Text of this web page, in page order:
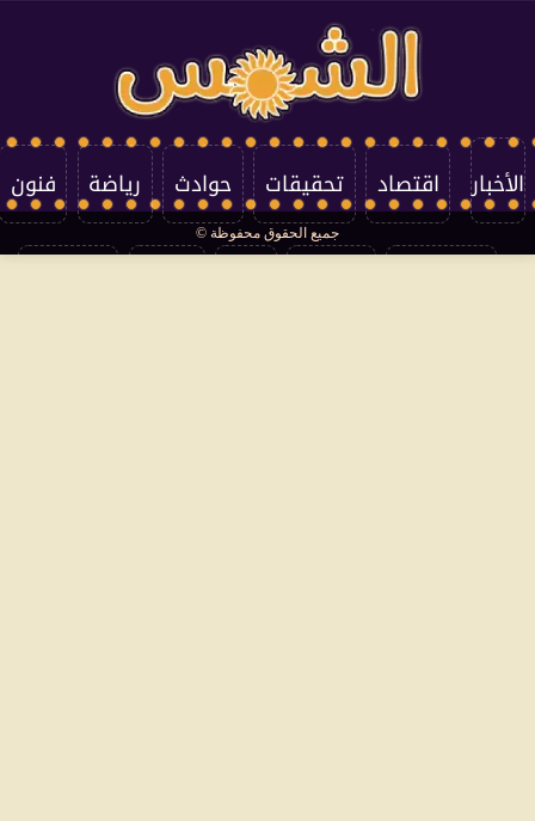
الأخبار اقتصاد تحقيقات حوادث رياضة فنون
جميع الحقوق محفوظة ©